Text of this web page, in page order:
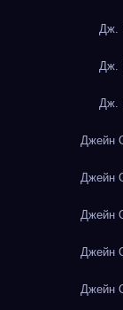
Дж.
Дж.
Дж.
Джейн
Джейн
Джейн
Джейн
Джейн